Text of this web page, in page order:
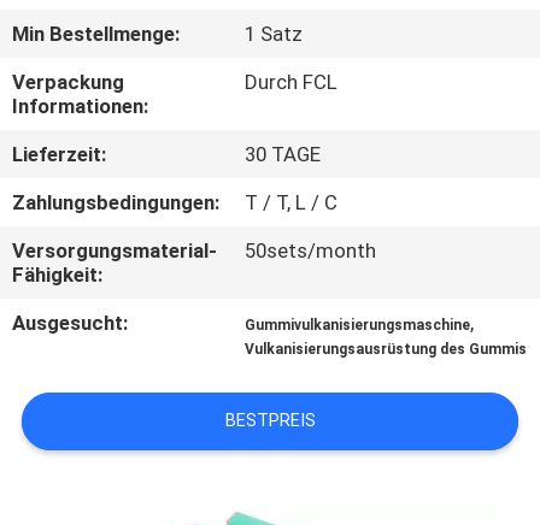
QUALITÄTSKONTROLLE
TRETEN
SIE
MIT
UNS
IN
VERBINDUNG
NACHRICHTEN
Min Bestellmenge:
1 Satz
Verpackung
Informationen:
Durch FCL
Lieferzeit:
30 TAGE
Zahlungsbedingungen:
T / T, L / C
Versorgungsmaterial-
Fähigkeit:
50sets/month
Ausgesucht: Gummivulkanisierungsmaschine,
Vulkanisierungsausrüstung des Gummis
BESTPREIS